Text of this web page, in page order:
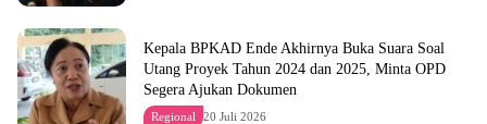
Kepala BPKAD Ende Akhirnya Buka Suara Soal
Utang Proyek Tahun 2024 dan 2025, Minta OPD
Segera Ajukan Dokumen
Regional 20 Juli 2026